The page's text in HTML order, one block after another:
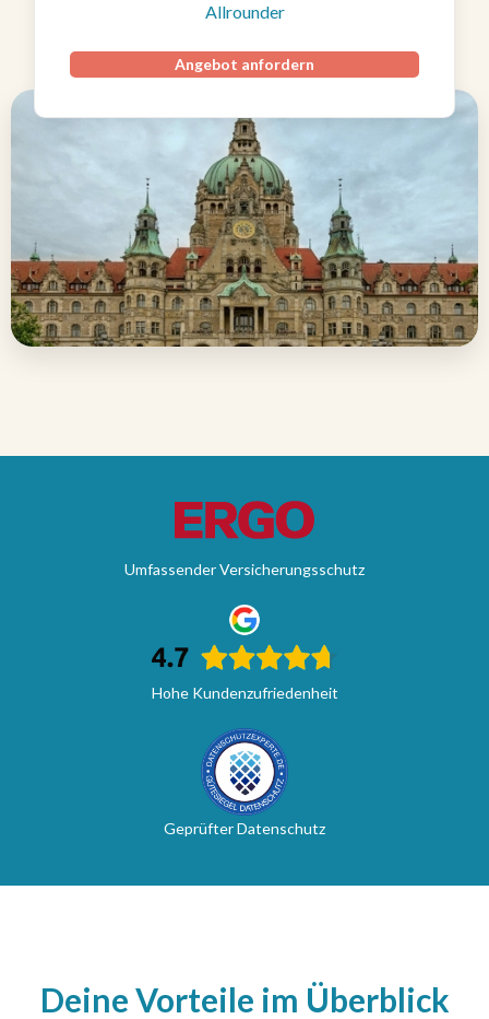
Allrounder
Angebot anfordern
Umfassender Versicherungsschutz
Hohe Kundenzufriedenheit
Geprüfter Datenschutz
Deine Vorteile im Überblick